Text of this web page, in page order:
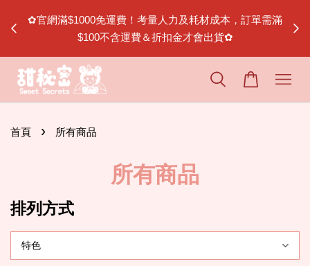
WELCOMESWEETSECRETS
加入會員
首頁 › 所有商品
所有商品
排列方式